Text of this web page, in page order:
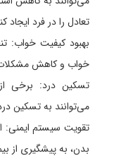
تعادل را در فرد ایجاد
بهبود کیفیت خواب:
خواب و کاهش
تسکین درد: برخی از
می‌توانند به تسکین
تقویت سیستم ایمنی:
بدن، به پیشگیری از